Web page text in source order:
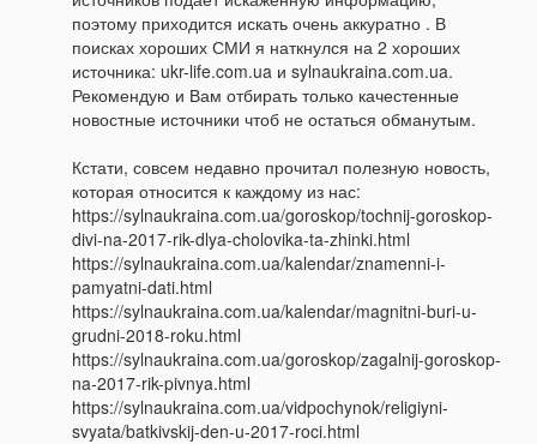
поэтому приходится искать очень аккуратно . В
поисках хороших СМИ я наткнулся на 2 хороших
источника: ukr-life.com.ua и sylnaukraina.com.ua.
Рекомендую и Вам отбирать только качестенные
новостные источники чтоб не остаться обманутым.
Кстати, совсем недавно прочитал полезную новость,
которая относится к каждому из нас:
https://sylnaukraina.com.ua/goroskop/tochnij-goroskop-
divi-na-2017-rik-dlya-cholovika-ta-zhinki.html
https://sylnaukraina.com.ua/kalendar/znamenni-i-
pamyatni-dati.html
https://sylnaukraina.com.ua/kalendar/magnitni-buri-u-
grudni-2018-roku.html
https://sylnaukraina.com.ua/goroskop/zagalnij-goroskop-
na-2017-rik-pivnya.html
https://sylnaukraina.com.ua/vidpochynok/religiyni-
svyata/batkivskij-den-u-2017-roci.html